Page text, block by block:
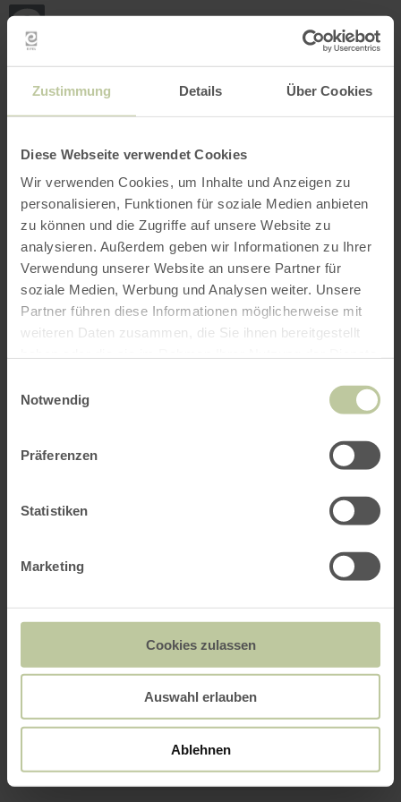
Zustimmung Details Über Cookies
Diese Webseite verwendet Cookies
Wir verwenden Cookies, um Inhalte und Anzeigen zu
personalisieren, Funktionen für soziale Medien anbieten
zu können und die Zugriffe auf unsere Website zu
analysieren. Außerdem geben wir Informationen zu Ihrer
Verwendung unserer Website an unsere Partner für
soziale Medien, Werbung und Analysen weiter. Unsere
Partner führen diese Informationen möglicherweise mit
weiteren Daten zusammen, die Sie ihnen bereitgestellt
Notwendig
Präferenzen
Statistiken
Marketing
Cookies zulassen
Auswahl erlauben
Ablehnen
Ga naar de hoofdinhoud
Ga naar de zoekfunctie
Ga naar de hoofdnavigatie
Ga naar de voettekst
Terug
naar
startpagina
ZOEKEN MENU
Het onderstaande vrijetijdsaanbod is door de
aanbieder Vulkanhof - Ziegenkäserei Tourismus
Regiondo geplaatst. De aanbieder Vulkanhof -
Ziegenkäserei Tourismus & Dienstleistungen is
als enige verantwoordelijk voor de inhoud.